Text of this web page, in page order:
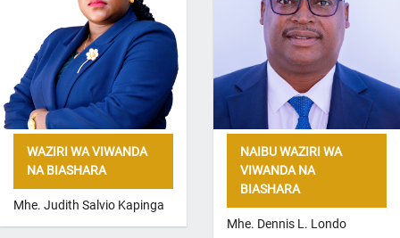
WAZIRI WA VIWANDA
NA BIASHARA
Mhe. Judith Salvio Kapinga
NAIBU WAZIRI WA
VIWANDA NA
BIASHARA
Mhe. Dennis L. Londo